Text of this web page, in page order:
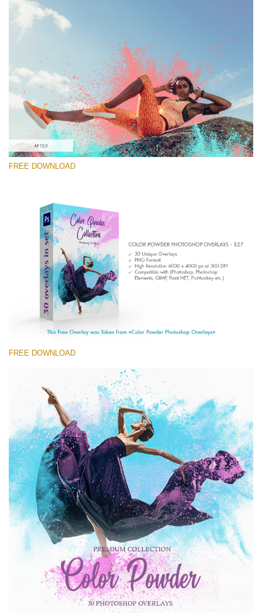
Please select
Free PNG Overlay #9
Small 800*533px
Color Powder
(30 Overlays)
Large 6000*4000px
Large 6000*4000px
Entire Collection
(1783 Overlays)
Large 6000*4000px
Free download
FREE DOWNLOAD
FREE DOWNLOAD